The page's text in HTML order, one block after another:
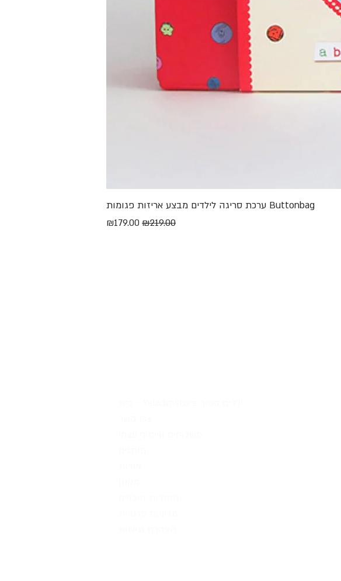
Buttonbag ערכת סריגה לילדים מבצע אריזות פגומות
מחיר רגיל
₪219.00מחיר מבצע
₪179.00